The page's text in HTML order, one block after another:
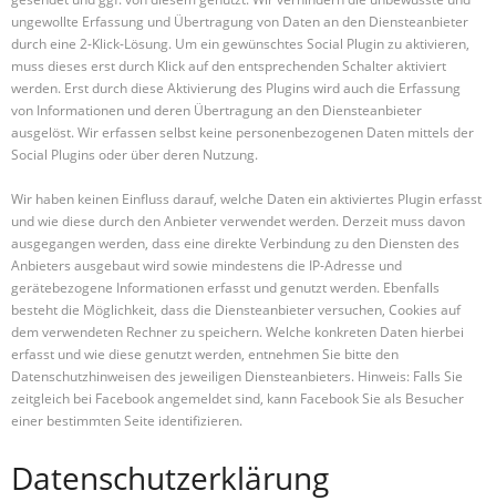
ungewollte Erfassung und Übertragung von Daten an den Diensteanbieter
durch eine 2-Klick-Lösung. Um ein gewünschtes Social Plugin zu aktivieren,
muss dieses erst durch Klick auf den entsprechenden Schalter aktiviert
werden. Erst durch diese Aktivierung des Plugins wird auch die Erfassung
von Informationen und deren Übertragung an den Diensteanbieter
ausgelöst. Wir erfassen selbst keine personenbezogenen Daten mittels der
Social Plugins oder über deren Nutzung.
Wir haben keinen Einfluss darauf, welche Daten ein aktiviertes Plugin erfasst
und wie diese durch den Anbieter verwendet werden. Derzeit muss davon
ausgegangen werden, dass eine direkte Verbindung zu den Diensten des
Anbieters ausgebaut wird sowie mindestens die IP-Adresse und
gerätebezogene Informationen erfasst und genutzt werden. Ebenfalls
besteht die Möglichkeit, dass die Diensteanbieter versuchen, Cookies auf
dem verwendeten Rechner zu speichern. Welche konkreten Daten hierbei
erfasst und wie diese genutzt werden, entnehmen Sie bitte den
Datenschutzhinweisen des jeweiligen Diensteanbieters. Hinweis: Falls Sie
zeitgleich bei Facebook angemeldet sind, kann Facebook Sie als Besucher
einer bestimmten Seite identifizieren.
Datenschutzerklärung